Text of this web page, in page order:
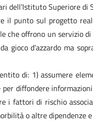
dell’Istituto Superiore
il punto sul progetto
offrono un servizio
gioco d’azzardo ma
di: 1) assumere
diffondere
i fattori di rischio
o altre